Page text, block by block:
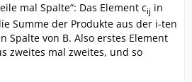
mal Spalte“: Das Element cij in
Summe der Produkte aus der i-ten
Spalte von B. Also erstes Element
zweites mal zweites, und so